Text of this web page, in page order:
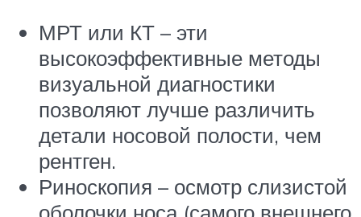
МРТ или КТ – эти
высокоэффективные методы
визуальной диагностики
позволяют лучше различить
детали носовой полости, чем
рентген.
Риноскопия – осмотр слизистой